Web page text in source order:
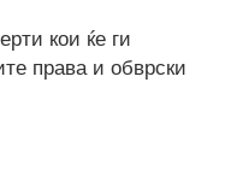
кои ќе ги
права и обврски